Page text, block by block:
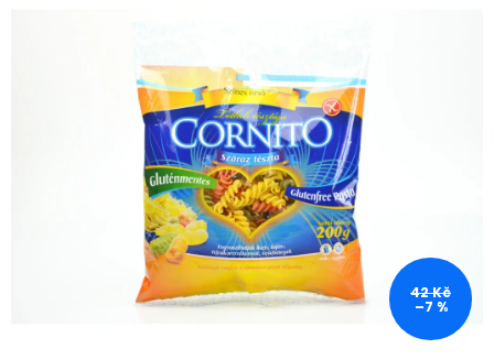
42 Kč
–7 %